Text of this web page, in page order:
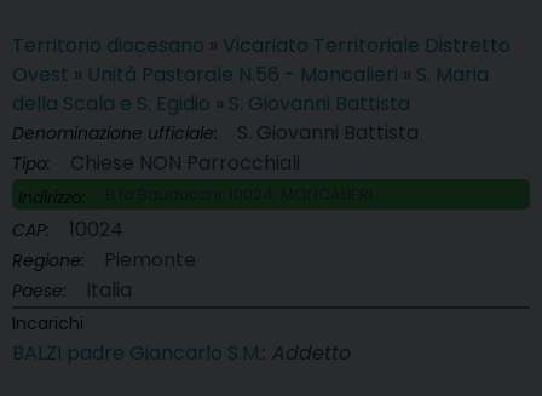
Territorio diocesano » Vicariato Territoriale Distretto
Ovest » Unità Pastorale N.56 - Moncalieri » S. Maria
della Scala e S. Egidio » S. Giovanni Battista
Denominazione ufficiale: S. Giovanni Battista
Tipo: Chiese NON Parrocchiali
Indirizzo:
CAP: 10024
Regione: Piemonte
Paese: Italia
Incarichi
BALZI padre Giancarlo S.M. : Addetto